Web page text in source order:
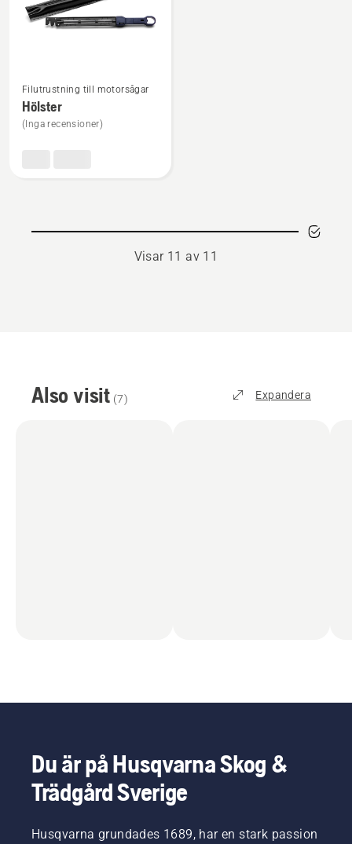
mer
information
om
Filutrustning till motorsågar
Hölster
(Inga recensioner)
Visar 11 av 11
Also visit (7) Expandera
Du är på Husqvarna Skog &
Trädgård Sverige
Husqvarna grundades 1689, har en stark passion